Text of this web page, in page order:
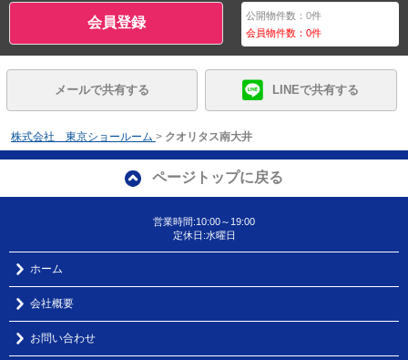
会員登録 公開物件数：0件
会員物件数：0件
メールで共有する LINEで共有する
株式会社 東京ショールーム > クオリタス南大井
ページトップに戻る
営業時間:10:00～19:00
定休日:水曜日
ホーム
会社概要
お問い合わせ